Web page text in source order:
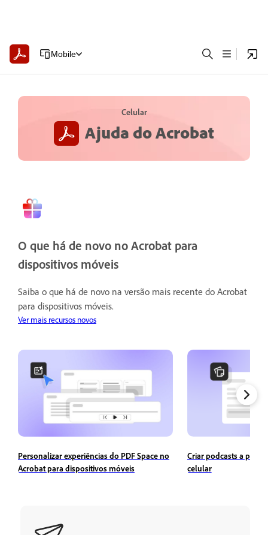
Mobile
Celular
Ajuda do Acrobat
O que há de novo no Acrobat para
dispositivos móveis
Saiba o que há de novo na versão mais recente do Acrobat
para dispositivos móveis.
Ver mais recursos novos
Personalizar experiências do PDF Space no
Acrobat para dispositivos móveis
Criar podcasts a partir
celular